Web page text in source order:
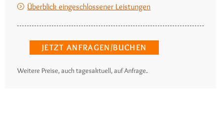
Überblick eingeschlossener Leistungen
JETZT ANFRAGEN/BUCHEN
Weitere Preise, auch tagesaktuell, auf Anfrage.